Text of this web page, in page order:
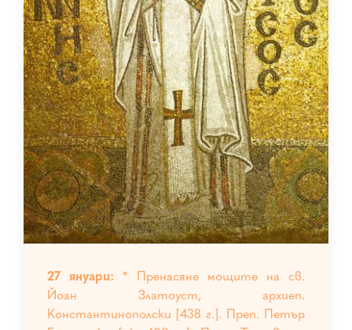
27 януари: * Пренасяне мощите на св.
Йоан Златоуст, архиеп.
Константинополски [438 г.]. Преп. Петър